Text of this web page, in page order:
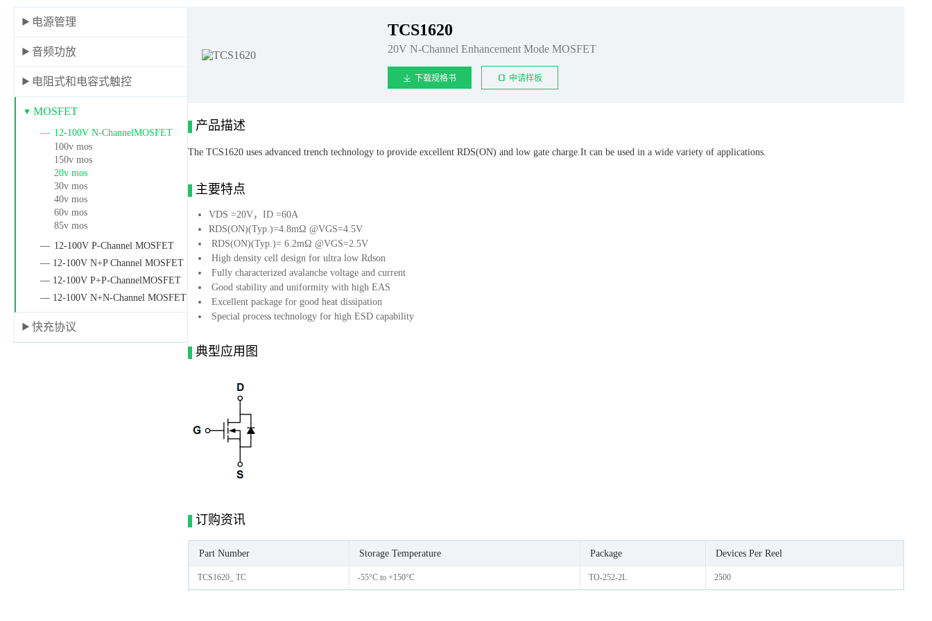
电源管理
音频功放
电阻式和电容式触控
MOSFET
12-100V N-ChannelMOSFET
100v mos
150v mos
20v mos
30v mos
40v mos
60v mos
85v mos
12-100V P-Channel MOSFET
— 12-100V N+P Channel MOSFET
— 12-100V P+P-ChannelMOSFET
— 12-100V N+N-Channel MOSFET
快充协议
TCS1620
20V N-Channel Enhancement Mode MOSFET
下载规格书 申请样板
产品描述
The TCS1620 uses advanced trench technology to provide excellent RDS(ON) and low gate charge.It can be used in a wide variety of applications.
主要特点
VDS =20V，ID =60A
RDS(ON)(Typ.)=4.8mΩ @VGS=4.5V
RDS(ON)(Typ.)= 6.2mΩ @VGS=2.5V
High density cell design for ultra low Rdson
Fully characterized avalanche voltage and current
Good stability and uniformity with high EAS
Excellent package for good heat dissipation
Special process technology for high ESD capability
典型应用图
订购资讯
Part Number Storage Temperature Package Devices Per Reel
TCS1620_ TC -55°C to +150°C TO-252-2L 2500